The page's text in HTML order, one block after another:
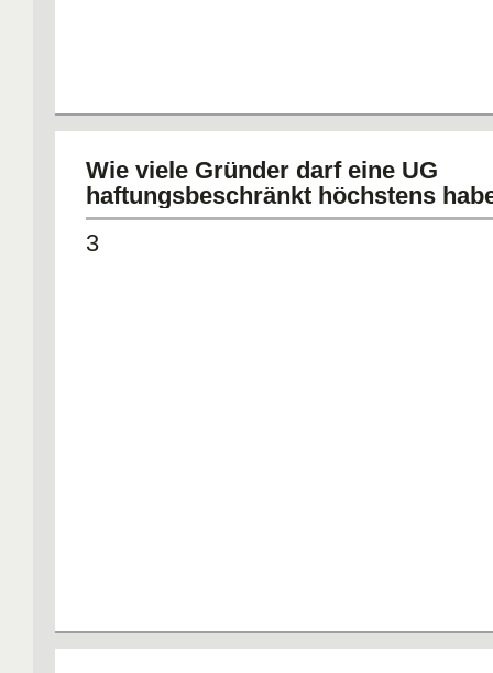
Wie viele Gründer darf eine UG
haftungsbeschränkt höchstens
3